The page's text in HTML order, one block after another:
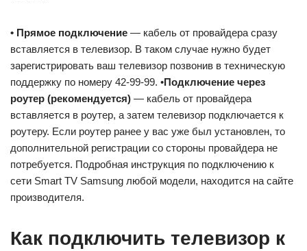
• Прямое подключение — кабель от провайдера сразу
вставляется в телевизор. В таком случае нужно будет
зарегистрировать ваш телевизор позвонив в техническую
поддержку по номеру 42-99-99. •Подключение через
роутер (рекомендуется) — кабель от провайдера
вставляется в роутер, а затем телевизор подключается к
роутеру. Если роутер ранее у вас уже был установлен, то
дополнительной регистрации со стороны провайдера не
потребуется. Подробная инструкция по подключению к
сети Smart TV Samsung любой модели, находится на сайте
производителя.
Как подключить телевизор к